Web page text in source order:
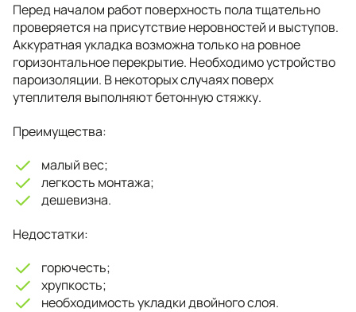
Перед началом работ поверхность пола тщательно
проверяется на присутствие неровностей и выступов.
Аккуратная укладка возможна только на ровное
горизонтальное перекрытие. Необходимо устройство
пароизоляции. В некоторых случаях поверх
утеплителя выполняют бетонную стяжку.
Преимущества:
малый вес;
легкость монтажа;
дешевизна.
Недостатки:
горючесть;
хрупкость;
необходимость укладки двойного слоя.